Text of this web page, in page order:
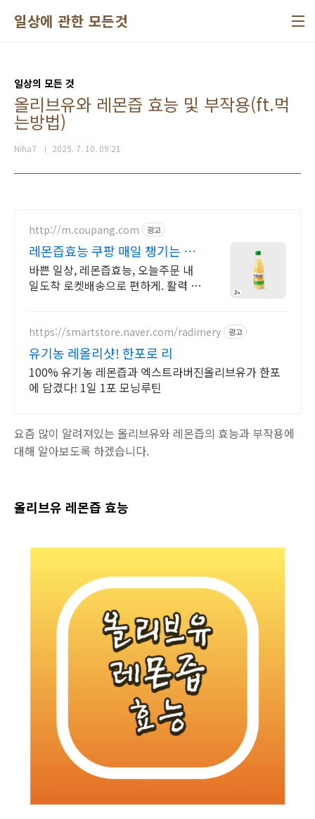
일상에 관한 모든것
일상의 모든 것
올리브유와 레몬즙 효능 및 부작용(ft.먹
는방법)
Niha7 2025. 7. 10. 09:21
http://m.coupang.com 광고
레몬즙효능 쿠팡 매일 챙기는 간
편한 습관
바쁜 일상, 레몬즙효능, 오늘주문 내
일도착 로켓배송으로 편하게. 활력 넘
https://smartstore.naver.com/radimery 광고
유기농 레올리샷! 한포로 리
100% 유기농 레몬즙과 엑스트라버진올리브유가 한포
에 담겼다! 1일 1포 모닝루틴
요즘 많이 알려져있는 올리브유와 레몬즙의 효능과 부작용에
대해 알아보도록 하겠습니다.
올리브유 레몬즙 효능